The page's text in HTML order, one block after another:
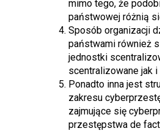
mimo tego, że
państwowej różnią
Sposób organizacji
państwami również
jednostki
scentralizowane jak
Ponadto inna jest
zakresu
zajmujące się
przestępstwa de